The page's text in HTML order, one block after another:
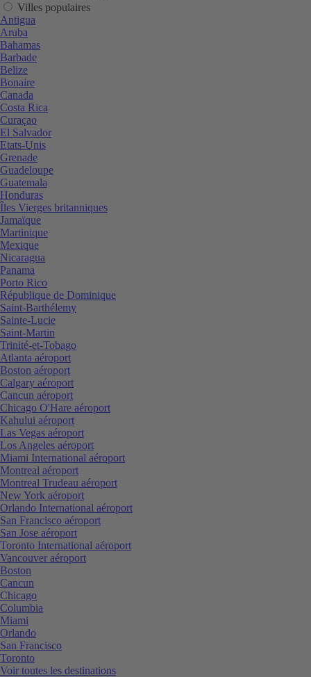
Villes populaires
Antigua
Aruba
Bahamas
Barbade
Belize
Bonaire
Canada
Costa Rica
Curaçao
El Salvador
Etats-Unis
Grenade
Guadeloupe
Guatemala
Honduras
Îles Vierges britanniques
Jamaïque
Martinique
Mexique
Nicaragua
Panama
Porto Rico
République de Dominique
Saint-Barthélemy
Sainte-Lucie
Saint-Martin
Trinité-et-Tobago
Atlanta aéroport
Boston aéroport
Calgary aéroport
Cancun aéroport
Chicago O'Hare aéroport
Kahului aéroport
Las Vegas aéroport
Los Angeles aéroport
Miami International aéroport
Montreal aéroport
Montreal Trudeau aéroport
New York aéroport
Orlando International aéroport
San Francisco aéroport
San Jose aéroport
Toronto International aéroport
Vancouver aéroport
Boston
Cancun
Chicago
Columbia
Miami
Orlando
San Francisco
Toronto
Voir toutes les destinations